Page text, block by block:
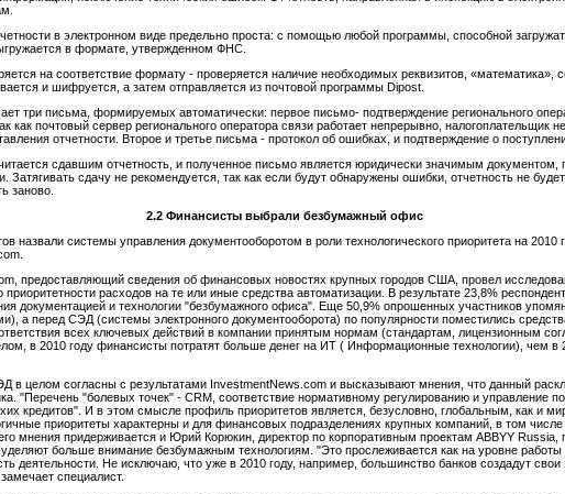
в электронном виде предельно проста: с помощью любой программы, способной
в формате, утвержденном ФНС.
на соответствие формату - проверяется наличие необходимых реквизитов, «математика»,
и шифруется, а затем отправляется из почтовой программы Dipost.
три письма, формируемых автоматически: первое письмо- подтверждение регионального
как почтовый сервер регионального оператора связи работает непрерывно,
отчетности. Второе и третье письма - протокол об ошибках, и подтверждение о
сдавшим отчетность, и полученное письмо является юридически значимым
Затягивать сдачу не рекомендуется, так как если будут обнаружены ошибки, отчетность не
заново.
2.2 Финансисты выбрали безбумажный офис
назвали системы управления документооборотом в роли технологического приоритета на 2010
предоставляющий сведения об финансовых новостях крупных городов США, провел
расходов на те или иные средства автоматизации. В результате 23,8%
документацией и технологии "безбумажного офиса". Еще 50,9% опрошенных участников
а перед СЭД (системы электронного документооборота) по популярности поместились
всех ключевых действий в компании принятым нормам (стандартам, лицензионным
в 2010 году финансисты потратят больше денег на ИТ ( Информационные технологии), чем в
целом согласны с результатами InvestmentNews.com и высказывают мнения, что данный
"Перечень "болевых точек" - CRM, соответствие нормативному регулированию и управление
кредитов". И в этом смысле профиль приоритетов является, безусловно, глобальным, как и
приоритеты характерны и для финансовых подразделениях крупных компаний, в том
мнения придерживается и Юрий Корюкин, директор по корпоративным проектам ABBYY
больше внимание безбумажным технологиям. "Это прослеживается как на уровне работы
деятельности. Не исключаю, что уже в 2010 году, например, большинство банков создадут
специалист.